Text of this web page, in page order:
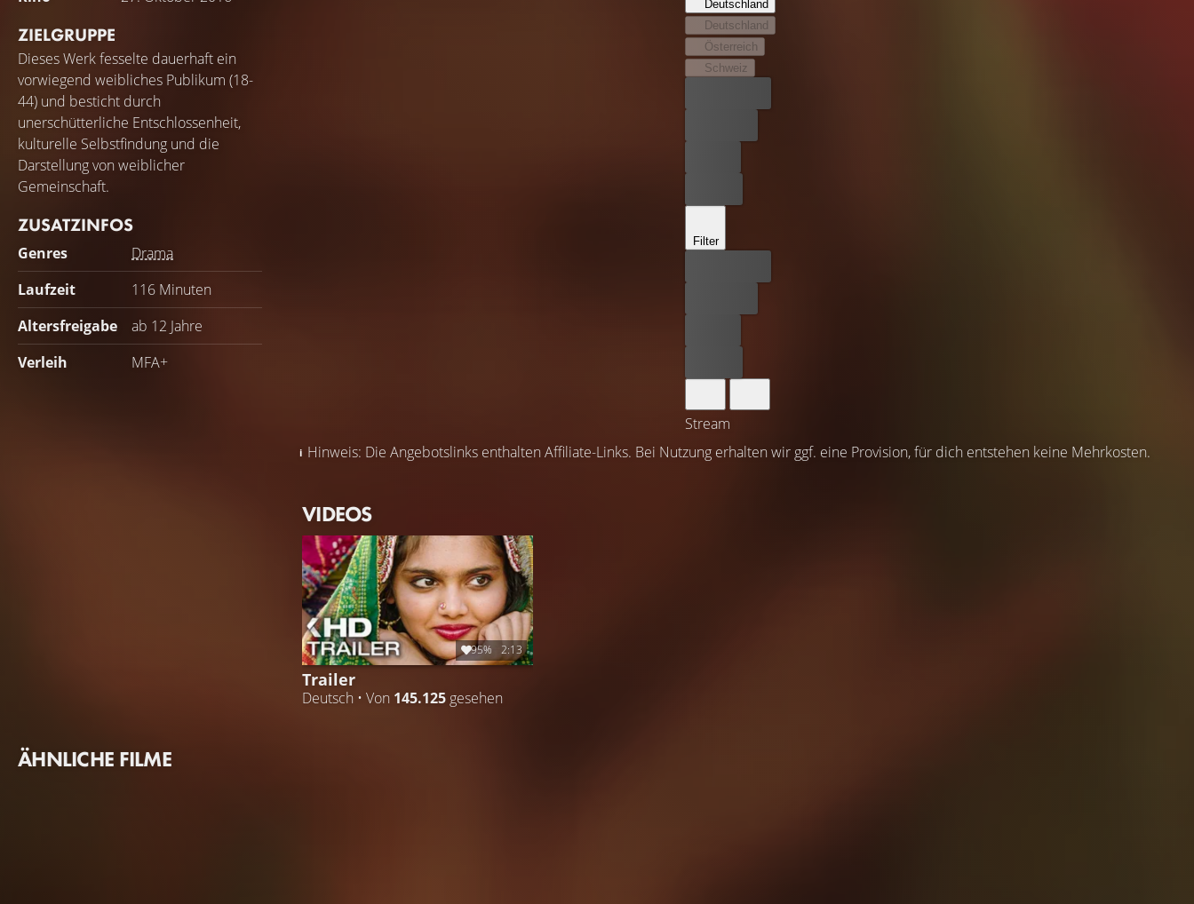
ZIELGRUPPE
Dieses Werk fesselte dauerhaft ein
vorwiegend weibliches Publikum (18-
44) und besticht durch
unerschütterliche Entschlossenheit,
kulturelle Selbstfindung und die
Darstellung von weiblicher
Gemeinschaft.
ZUSATZINFOS
Genres
Drama
Laufzeit
116 Minuten
Altersfreigabe
ab 12 Jahre
Verleih
MFA+
Deutschland
Deutschland
Österreich
Schweiz
Filter
Stream
Hinweis: Die Angebotslinks enthalten Affiliate-Links. Bei Nutzung erhalten wir ggf. eine Provision, für dich entstehen keine Mehrkosten.
VIDEOS
95% 2:13
Trailer
Deutsch • Von 145.125 gesehen
ÄHNLICHE FILME